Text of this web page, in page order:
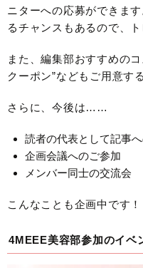
ニターへの応募ができま
るチャンスもあるので、
また、編集部おすすめの
クーポン”などもご用意す
さらに、今後は……
読者の代表として記事
企画会議へのご参加
メンバー同士の交流会
こんなことも企画中です！
4MEEE美容部参加のイベ